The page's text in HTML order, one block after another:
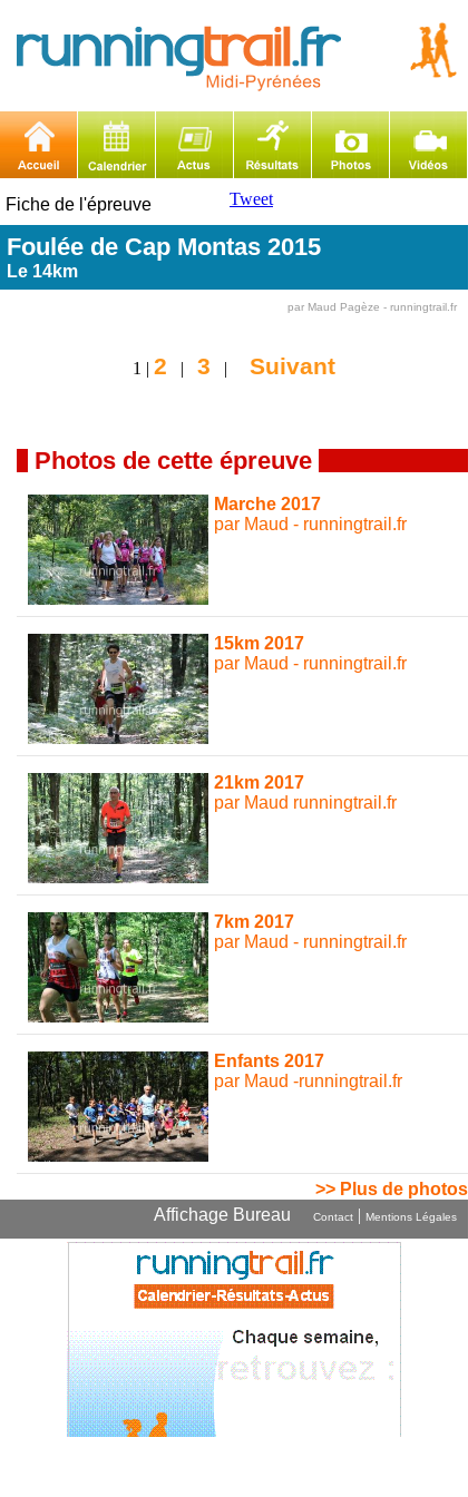
Fiche de l'épreuve Tweet
Foulée de Cap Montas 2015
Le 14km
par Maud Pagèze - runningtrail.fr
1 | 2 | 3 | Suivant
Photos de cette épreuve
Marche 2017
par Maud - runningtrail.fr
15km 2017
par Maud - runningtrail.fr
21km 2017
par Maud runningtrail.fr
7km 2017
par Maud - runningtrail.fr
Enfants 2017
par Maud -runningtrail.fr
>> Plus de photos
Affichage Bureau
Contact | Mentions Légales